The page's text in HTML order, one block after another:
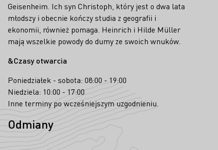
Geisenheim. Ich syn Christoph, który jest o dwa lata
młodszy i obecnie kończy studia z geografii i
ekonomii, również pomaga. Heinrich i Hilde Müller
mają wszelkie powody do dumy ze swoich wnuków.
&Czasy otwarcia
Poniedziałek - sobota: 08:00 - 19:00
Niedziela: 10:00 - 17:00
Inne terminy po wcześniejszym uzgodnieniu.
Odmiany